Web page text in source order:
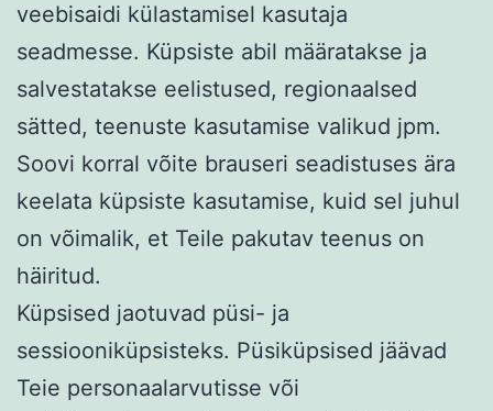
veebisaidi külastamisel kasutaja
seadmesse. Küpsiste abil määratakse ja
salvestatakse eelistused, regionaalsed
sätted, teenuste kasutamise valikud jpm.
Soovi korral võite brauseri seadistuses ära
keelata küpsiste kasutamise, kuid sel juhul
on võimalik, et Teile pakutav teenus on
häiritud.
Küpsised jaotuvad püsi- ja
sessiooniküpsisteks. Püsiküpsised jäävad
Teie personaalarvutisse või